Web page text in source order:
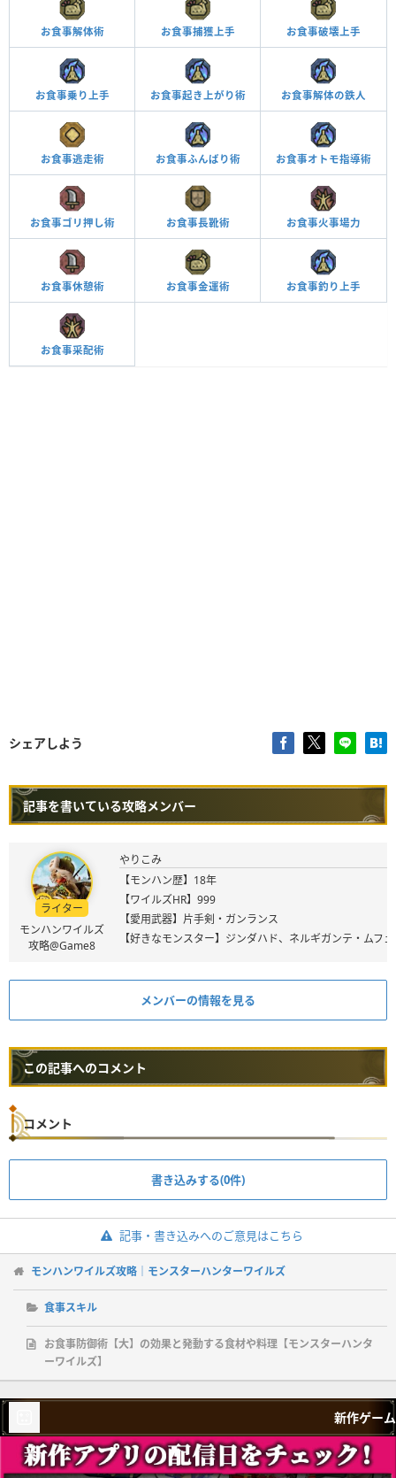
お食事解体術 お食事捕獲上手 お食事破壊上手
お食事乗り上手 お食事起き上がり術 お食事解体の鉄人
お食事逃走術 お食事ふんばり術 お食事オトモ指導術
お食事ゴリ押し術 お食事長靴術 お食事火事場力
お食事休憩術 お食事金運術 お食事釣り上手
お食事采配術
シェアしよう
記事を書いている攻略メンバー
ライター
モンハンワイルズ
攻略@Game8
やりこみ
【モンハン歴】18年
【ワイルズHR】999
【愛用武器】片手剣・ガンランス
【好きなモンスター】ジンダハド、ネルギガンテ・ムフ
メンバーの情報を見る
この記事へのコメント
コメント
書き込みする(0件)
記事・書き込みへのご意見はこちら
モンハンワイルズ攻略｜モンスターハンターワイルズ
食事スキル
お食事防御術【大】の効果と発動する食材や料理【モンスターハンタ
ーワイルズ】
新作ゲーム